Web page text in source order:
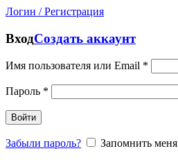
Логин / Регистрация
ВходСоздать аккаунт
Имя пользователя или Email *
Пароль *
Войти
Забыли пароль?
Запомнить меня